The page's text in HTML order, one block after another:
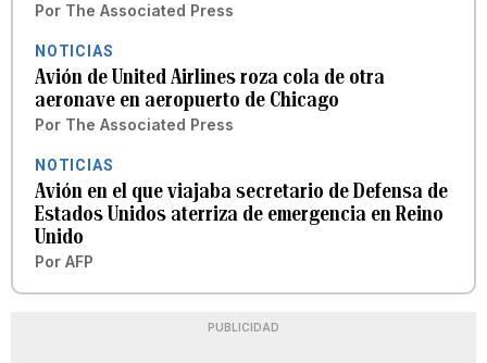
Por The Associated Press
NOTICIAS
Avión de United Airlines roza cola de otra
aeronave en aeropuerto de Chicago
Por The Associated Press
NOTICIAS
Avión en el que viajaba secretario de Defensa de
Estados Unidos aterriza de emergencia en Reino
Unido
Por AFP
PUBLICIDAD